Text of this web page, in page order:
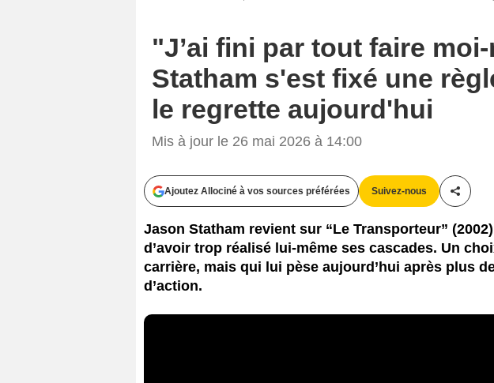
"J’ai fini par tout faire
Statham s'est fixé une
le regrette aujourd'hui
Mis à jour le 26 mai 2026 à 14:00
Ajoutez Allociné à vos sources préférées Suivez-nous
Jason Statham revient sur “Le Transporteur”
d’avoir trop réalisé lui-même ses cascades. Un
carrière, mais qui lui pèse aujourd’hui après plus
d’action.